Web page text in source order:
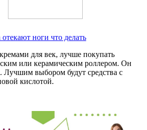
ноги что делать
для век, лучше покупать
или керамическим роллером. Он
Лучшим выбором будут средства с
кислотой.